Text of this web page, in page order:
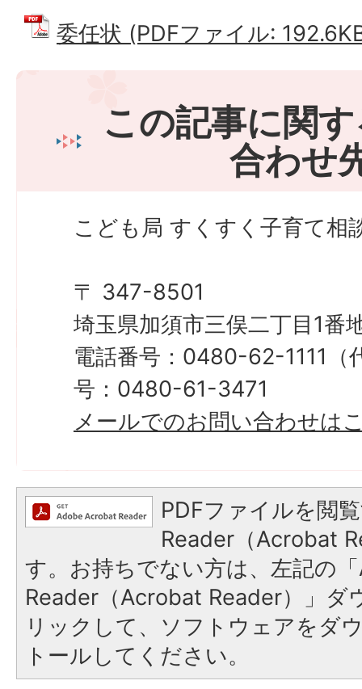
委任状 (PDFファイル:
この記事に関
合わせ
こども局 すくすく子育て相
〒 347-8501
埼玉県加須市三俣二丁目1番
電話番号：0480-62-1111（
号：0480-61-3471
メールでのお問い合わせは
PDFファイルを閲
Reader（Acrobat
す。お持ちでない方は、左記の
Reader（Acrobat Reader）」ダ
リックして、ソフトウェアをダ
トールしてください。